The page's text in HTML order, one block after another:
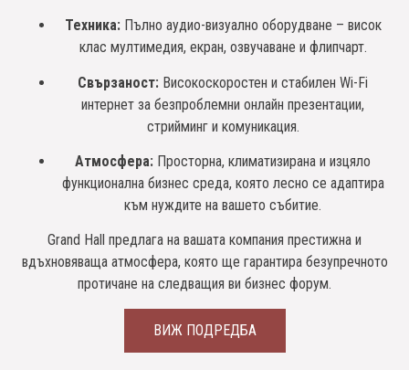
Техника:Пълно аудио-визуално оборудване – висок
клас мултимедия, екран, озвучаване и флипчарт.
Свързаност: Високоскоростен и стабилен Wi-Fi
интернет за безпроблемни онлайн презентации,
стрийминг и комуникация.
Атмосфера: Просторна, климатизирана и изцяло
функционална бизнес среда, която лесно се адаптира
към нуждите на вашето събитие.
Grand Hall предлага на вашата компания престижна и
вдъхновяваща атмосфера, която ще гарантира безупречното
протичане на следващия ви бизнес форум.
ВИЖ ПОДРЕДБА